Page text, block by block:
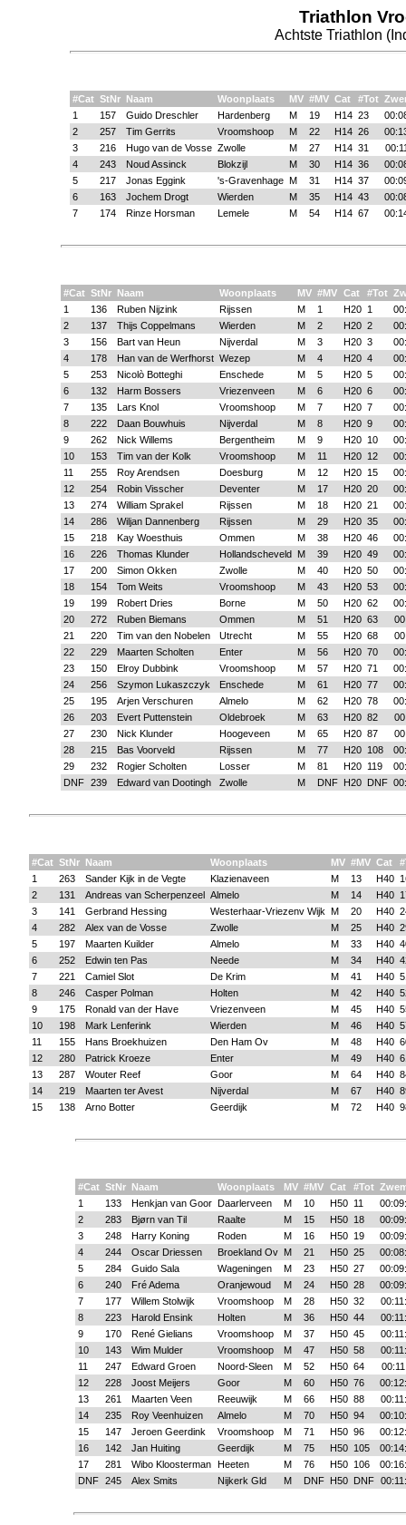
Triathlon
Achtste Triathlon
#Cat StNr Naam Woonplaats MV #MV Cat #Tot
1
157 Guido Dreschler Hardenberg M 19 H14 23
2
257 Tim Gerrits Vroomshoop M 22 H14 26
3
216 Hugo van de Vosse Zwolle M 27 H14 31
4
243 Noud Assinck Blokzijl M 30 H14 36
5
217 Jonas Eggink 's-Gravenhage M 31 H14 37
6
163 Jochem Drogt Wierden M 35 H14 43
7
174 Rinze Horsman Lemele M 54 H14 67
#Cat StNr Naam Woonplaats MV #MV Cat #Tot
1
136 Ruben Nijzink Rijssen M 1 H20 1
2
137 Thijs Coppelmans Wierden M 2 H20 2
3
156 Bart van Heun Nijverdal M 3 H20 3
4
178 Han van de Werfhorst Wezep M 4 H20 4
5
253 Nicolò Botteghi Enschede M 5 H20 5
6
132 Harm Bossers Vriezenveen M 6 H20 6
7
135 Lars Knol Vroomshoop M 7 H20 7
8
222 Daan Bouwhuis Nijverdal M 8 H20 9
9
262 Nick Willems Bergentheim M 9 H20 10
10
153 Tim van der Kolk Vroomshoop M 11 H20 12
11
255 Roy Arendsen Doesburg M 12 H20 15
12
254 Robin Visscher Deventer M 17 H20 20
13
274 William Sprakel Rijssen M 18 H20 21
14
286 Wiljan Dannenberg Rijssen M 29 H20 35
15
218 Kay Woesthuis Ommen M 38 H20 46
16
226 Thomas Klunder Hollandscheveld M 39 H20 49
17
200 Simon Okken Zwolle M 40 H20 50
18
154 Tom Weits Vroomshoop M 43 H20 53
19
199 Robert Dries Borne M 50 H20 62
20
272 Ruben Biemans Ommen M 51 H20 63
21
220 Tim van den Nobelen Utrecht M 55 H20 68
22
229 Maarten Scholten Enter M 56 H20 70
23
150 Elroy Dubbink Vroomshoop M 57 H20 71
24
256 Szymon Lukaszczyk Enschede M 61 H20 77
25
195 Arjen Verschuren Almelo M 62 H20 78
26
203 Evert Puttenstein Oldebroek M 63 H20 82
27
230 Nick Klunder Hoogeveen M 65 H20 87
28
215 Bas Voorveld Rijssen M 77 H20 108
29
232 Rogier Scholten Losser M 81 H20 119
DNF 239 Edward van Dootingh Zwolle M DNF H20 DNF
#Cat StNr Naam Woonplaats MV #MV Cat
1
263 Sander Kijk in de Vegte Klazienaveen M 13 H40
2
131 Andreas van Scherpenzeel Almelo M 14 H40
3
141 Gerbrand Hessing Westerhaar-Vriezenv Wijk M 20 H40
4
282 Alex van de Vosse Zwolle M 25 H40
5
197 Maarten Kuilder Almelo M 33 H40
6
252 Edwin ten Pas Neede M 34 H40
7
221 Camiel Slot De Krim M 41 H40
8
246 Casper Polman Holten M 42 H40
9
175 Ronald van der Have Vriezenveen M 45 H40
10
198 Mark Lenferink Wierden M 46 H40
11
155 Hans Broekhuizen Den Ham Ov M 48 H40
12
280 Patrick Kroeze Enter M 49 H40
13
287 Wouter Reef Goor M 64 H40
14
219 Maarten ter Avest Nijverdal M 67 H40
15
138 Arno Botter Geerdijk M 72 H40
#Cat StNr Naam Woonplaats MV #MV Cat #Tot
1
133 Henkjan van Goor Daarlerveen M 10 H50 11
2
283 Bjørn van Til Raalte M 15 H50 18
3
248 Harry Koning Roden M 16 H50 19
4
244 Oscar Driessen Broekland Ov M 21 H50 25
5
284 Guido Sala Wageningen M 23 H50 27
6
240 Fré Adema Oranjewoud M 24 H50 28
7
177 Willem Stolwijk Vroomshoop M 28 H50 32
8
223 Harold Ensink Holten M 36 H50 44
9
170 René Gielians Vroomshoop M 37 H50 45
10
143 Wim Mulder Vroomshoop M 47 H50 58
11
247 Edward Groen Noord-Sleen M 52 H50 64
12
228 Joost Meijers Goor M 60 H50 76
13
261 Maarten Veen Reeuwijk M 66 H50 88
14
235 Roy Veenhuizen Almelo M 70 H50 94
15
147 Jeroen Geerdink Vroomshoop M 71 H50 96
16
142 Jan Huiting Geerdijk M 75 H50 105
17
281 Wibo Kloosterman Heeten M 76 H50 106
DNF
245 Alex Smits Nijkerk Gld M DNF H50 DNF